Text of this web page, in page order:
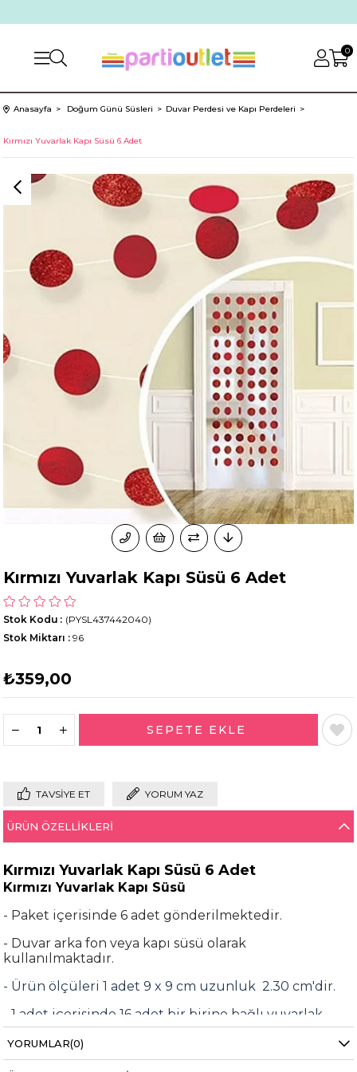
0
Anasayfa Doğum Günü Süsleri Duvar Perdesi ve Kapı Perdeleri
Kırmızı Yuvarlak Kapı Süsü 6 Adet
Kırmızı Yuvarlak Kapı Süsü 6 Adet
(PYSL437442040)
Stok Kodu
Stok Miktarı : 96
₺359,00
TAVSIYE ET YORUM YAZ
ÜRÜN ÖZELLIKLERI
Kırmızı Yuvarlak Kapı Süsü 6 Adet
Kırmızı Yuvarlak Kapı Süsü
- Paket içerisinde 6 adet gönderilmektedir.
- Duvar arka fon veya kapı süsü olarak
kullanılmaktadır.
- Ürün ölçüleri 1 adet 9 x 9 cm uzunluk 2.30 cm'dir.
- 1 adet içerisinde 16 adet bir birine bağlı yuvarlak
eva süs bulunmaktadır.
- Çift taraflı bant yardımı ile kapılarınızı veya
YORUMLAR(0)